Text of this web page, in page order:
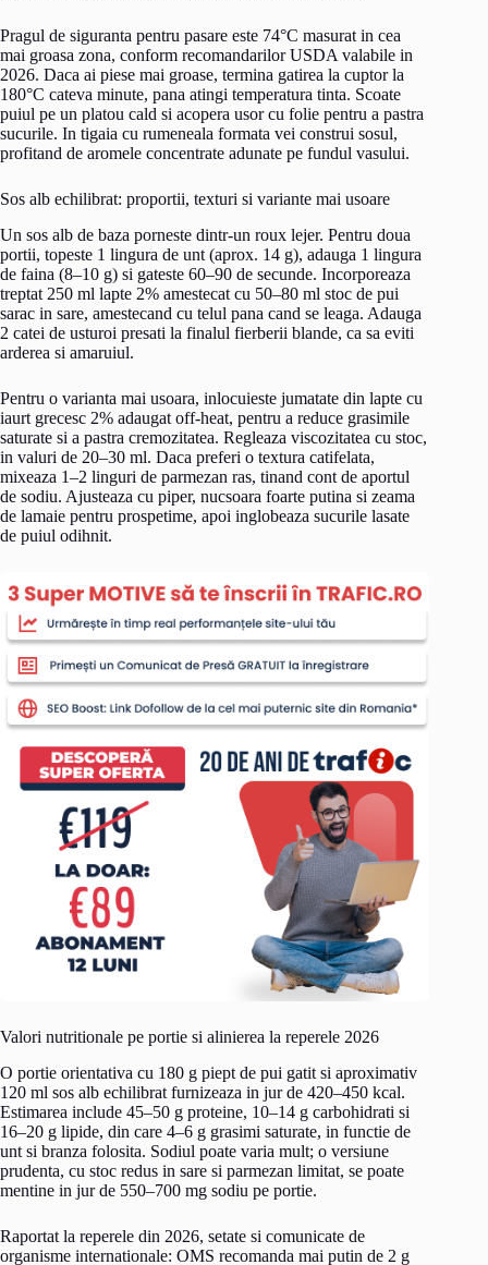
Pragul de siguranta pentru pasare este 74°C masurat in cea
mai groasa zona, conform recomandarilor USDA valabile in
2026. Daca ai piese mai groase, termina gatirea la cuptor la
180°C cateva minute, pana atingi temperatura tinta. Scoate
puiul pe un platou cald si acopera usor cu folie pentru a pastra
sucurile. In tigaia cu rumeneala formata vei construi sosul,
profitand de aromele concentrate adunate pe fundul vasului.
Sos alb echilibrat: proportii, texturi si variante mai usoare
Un sos alb de baza porneste dintr-un roux lejer. Pentru doua
portii, topeste 1 lingura de unt (aprox. 14 g), adauga 1 lingura
de faina (8–10 g) si gateste 60–90 de secunde. Incorporeaza
treptat 250 ml lapte 2% amestecat cu 50–80 ml stoc de pui
sarac in sare, amestecand cu telul pana cand se leaga. Adauga
2 catei de usturoi presati la finalul fierberii blande, ca sa eviti
arderea si amaruiul.
Pentru o varianta mai usoara, inlocuieste jumatate din lapte cu
iaurt grecesc 2% adaugat off-heat, pentru a reduce grasimile
saturate si a pastra cremozitatea. Regleaza viscozitatea cu stoc,
in valuri de 20–30 ml. Daca preferi o textura catifelata,
mixeaza 1–2 linguri de parmezan ras, tinand cont de aportul
de sodiu. Ajusteaza cu piper, nucsoara foarte putina si zeama
de lamaie pentru prospetime, apoi inglobeaza sucurile lasate
de puiul odihnit.
Valori nutritionale pe portie si alinierea la reperele 2026
O portie orientativa cu 180 g piept de pui gatit si aproximativ
120 ml sos alb echilibrat furnizeaza in jur de 420–450 kcal.
Estimarea include 45–50 g proteine, 10–14 g carbohidrati si
16–20 g lipide, din care 4–6 g grasimi saturate, in functie de
unt si branza folosita. Sodiul poate varia mult; o versiune
prudenta, cu stoc redus in sare si parmezan limitat, se poate
mentine in jur de 550–700 mg sodiu pe portie.
Raportat la reperele din 2026, setate si comunicate de
organisme internationale: OMS recomanda mai putin de 2 g